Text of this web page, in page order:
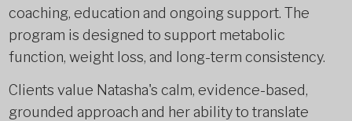
coaching, education and ongoing support. The
program is designed to support metabolic
function, weight loss, and long-term consistency.
Clients value Natasha's calm, evidence-based,
grounded approach and her ability to translate